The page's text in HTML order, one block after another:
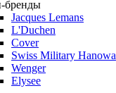
бренды
Jacques Lemans
L'Duchen
Cover
Swiss Military Hanowa
Wenger
Elysee